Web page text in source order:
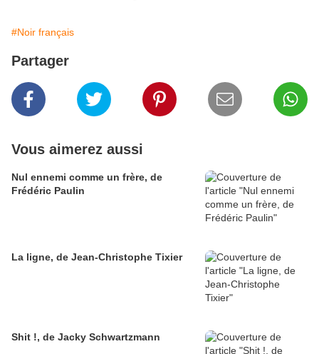
#Noir français
Partager
Vous aimerez aussi
Nul ennemi comme un frère, de
Frédéric Paulin
La ligne, de Jean-Christophe Tixier
Shit !, de Jacky Schwartzmann